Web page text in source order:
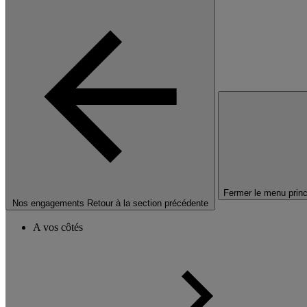
Nos engagements Retour à la section précédente
Fermer le menu
A vos côtés